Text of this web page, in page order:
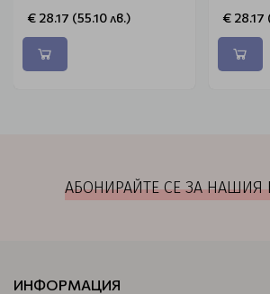
€ 28.17 (55.10 лв.) € 28.17
АБОНИРАЙТЕ СЕ ЗА
ИНФОРМАЦИЯ